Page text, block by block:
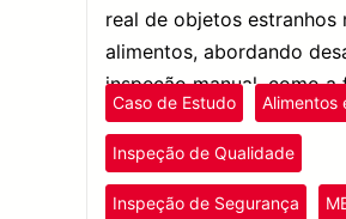
real de objetos estranhos
alimentos, abordando
inspeção manual, como a
trabalhador e o risco de
Caso de Estudo Alimentos
Inspeção de Qualidade
Inspeção de Segurança